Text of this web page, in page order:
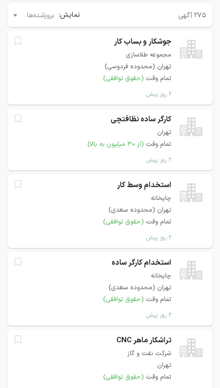
۲۷۵ آگهی نمایش: بروزشده‌ها
جوشکار و بساب کار
مجموعه طلاسازی
تهران (محدوده فردوسی)
تمام وقت (حقوق توافقی)
۲ روز پیش
کارگر ساده نظافتچی
تهران
تمام وقت (از ۳۰ میلیون به بالا)
۲ روز پیش
استخدام وسط کار
چاپخانه
تهران (محدوده سعدی)
تمام وقت (حقوق توافقی)
۲ روز پیش
استخدام کارگر ساده
چاپخانه
تهران (محدوده سعدی)
تمام وقت (حقوق توافقی)
۲ روز پیش
تراشکار ماهر CNC
شرکت نفت و گاز
تهران
تمام وقت (حقوق توافقی)